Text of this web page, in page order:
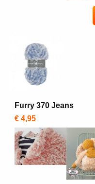
Furry 370 Jeans
€ 4,95